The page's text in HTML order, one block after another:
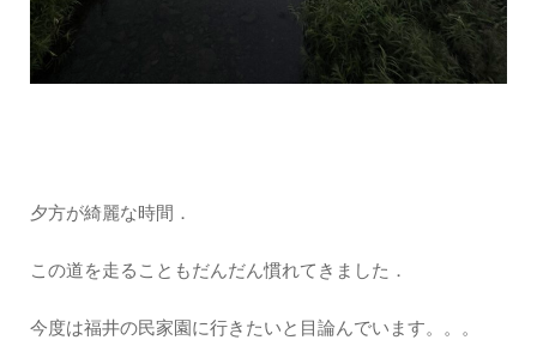
夕方が綺麗な時間．
この道を走ることもだんだん慣れてきました．
今度は福井の民家園に行きたいと目論んでいます。。。